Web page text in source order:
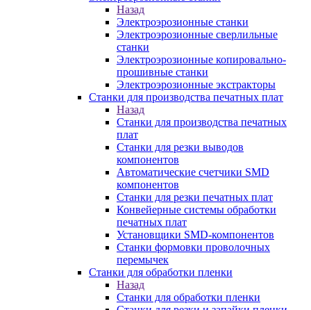
Назад
Электроэрозионные станки
Электроэрозионные сверлильные
станки
Электроэрозионные копировально-
прошивные станки
Электроэрозионные экстракторы
Станки для производства печатных плат
Назад
Станки для производства печатных
плат
Станки для резки выводов
компонентов
Автоматические счетчики SMD
компонентов
Станки для резки печатных плат
Конвейерные системы обработки
печатных плат
Установщики SMD-компонентов
Станки формовки проволочных
перемычек
Станки для обработки пленки
Назад
Станки для обработки пленки